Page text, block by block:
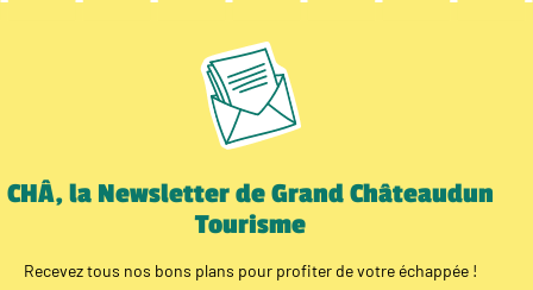
CHÂ, la Newsletter de Grand Châteaudun
Tourisme
Recevez tous nos bons plans pour profiter de votre échappée !